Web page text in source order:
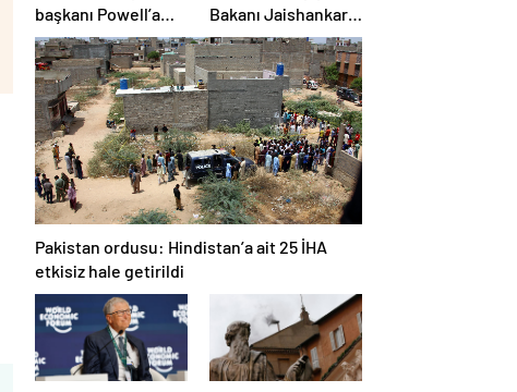
başkanı Powell’a
hakaret etti: Aptal
Bakanı Jaishankar:
Gerilimi artırmak
gibi bir niyetimiz
yok
Pakistan ordusu: Hindistan’a ait 25 İHA
etkisiz hale getirildi